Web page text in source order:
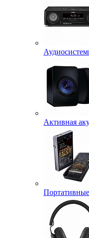
Активная